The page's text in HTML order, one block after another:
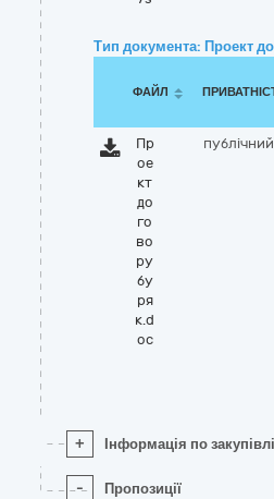
Тип документа: Проект
ФАЙЛ
Пр
ое
кт
до
го
во
ру
бу
ря
к.d
oc
публічний
+ Інформація по закупівлі
- Пропозиції